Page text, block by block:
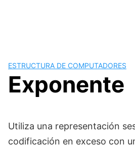
ESTRUCTURA DE COMPUTADORES
Exponente
Utiliza una representación
codificación en exceso con